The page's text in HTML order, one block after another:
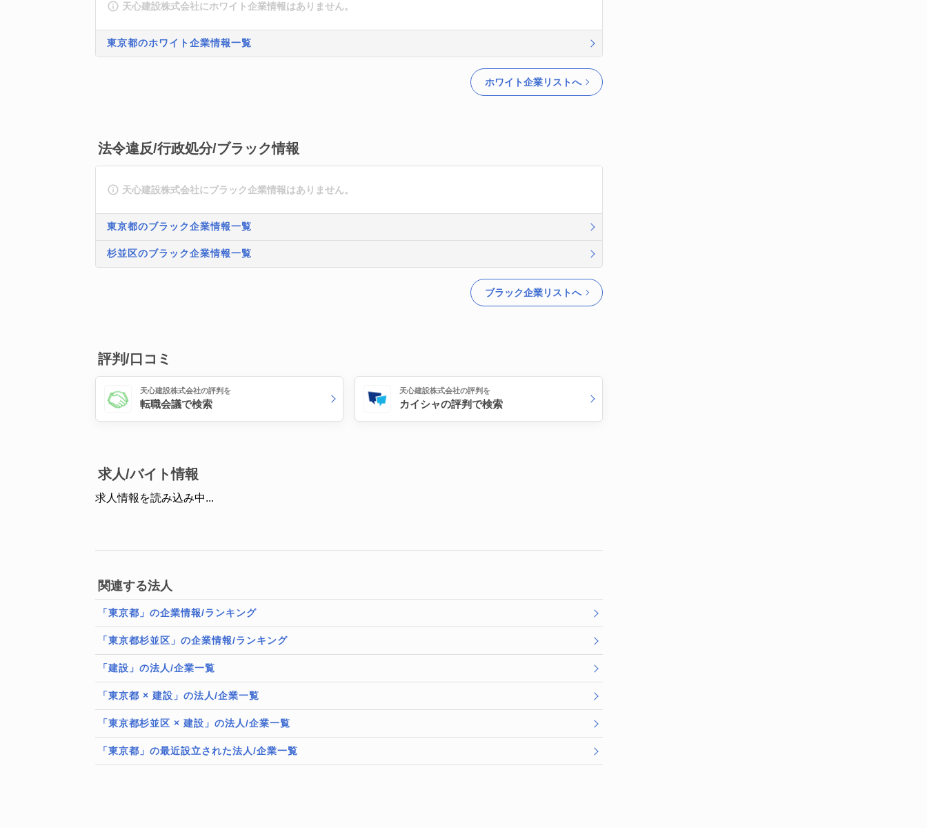
天心建設株式会社にホワイト企業情報はありません。
東京都のホワイト企業情報一覧
ホワイト企業リストへ
法令違反/行政処分/ブラック情報
天心建設株式会社にブラック企業情報はありません。
東京都のブラック企業情報一覧
杉並区のブラック企業情報一覧
ブラック企業リストへ
評判/口コミ
天心建設株式会社の評判を
転職会議で検索
天心建設株式会社の評判を
カイシャの評判で検索
求人/バイト情報
求人情報を読み込み中...
関連する法人
「東京都」の企業情報/ランキング
「東京都杉並区」の企業情報/ランキング
「建設」の法人/企業一覧
「東京都 × 建設」の法人/企業一覧
「東京都杉並区 × 建設」の法人/企業一覧
「東京都」の最近設立された法人/企業一覧